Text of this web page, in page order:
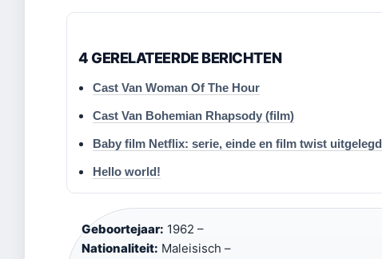
4 GERELATEERDE BERICHTEN
Cast Van Woman Of The Hour
Cast Van Bohemian Rhapsody (film)
Baby film Netflix: serie, einde en film twist uitgelegd
Hello world!
Geboortejaar: 1962 –
Nationaliteit: Maleisisch –